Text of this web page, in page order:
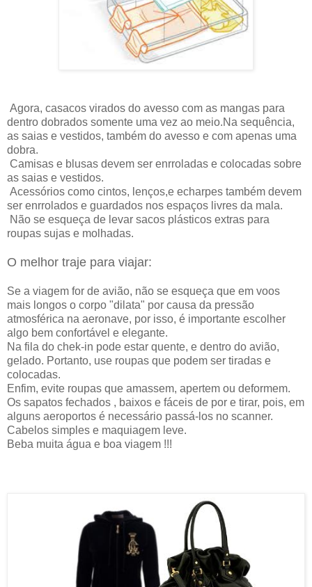
Agora, casacos virados do avesso com as mangas para
dentro dobrados somente uma vez ao meio.Na sequência,
as saias e vestidos, também do avesso e com apenas uma
dobra.
Camisas e blusas devem ser enrroladas e colocadas sobre
as saias e vestidos.
Acessórios como cintos, lenços,e echarpes também devem
ser enrrolados e guardados nos espaços livres da mala.
Não se esqueça de levar sacos plásticos extras para
roupas sujas e molhadas.
O melhor traje para viajar:
Se a viagem for de avião, não se esqueça que em voos
mais longos o corpo "dilata" por causa da pressão
atmosférica na aeronave, por isso, é importante escolher
algo bem confortável e elegante.
Na fila do chek-in pode estar quente, e dentro do avião,
gelado. Portanto, use roupas que podem ser tiradas e
colocadas.
Enfim, evite roupas que amassem, apertem ou deformem.
Os sapatos fechados , baixos e fáceis de por e tirar, pois, em
alguns aeroportos é necessário passá-los no scanner.
Cabelos simples e maquiagem leve.
Beba muita água e boa viagem !!!